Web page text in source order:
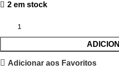
2 em stock
Adicionar aos Favoritos